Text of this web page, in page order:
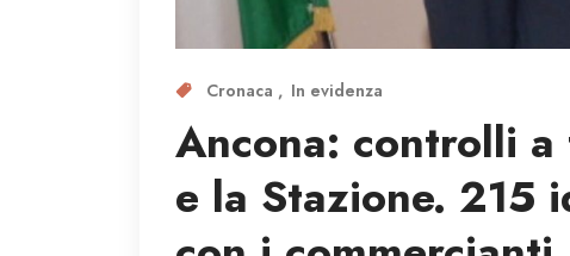
Cronaca In evidenza
Ancona: controlli
e la Stazione. 215